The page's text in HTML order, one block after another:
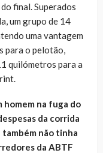
final. Superados
um grupo de 14
uma vantagem
para o pelotão,
quilómetros para a
homem na fuga do
da corrida
não tinha
da ABTF